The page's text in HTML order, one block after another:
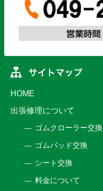
HOME
出張修理について
ゴムクローラー交換
ゴムパッド交換
シート交換
料金について